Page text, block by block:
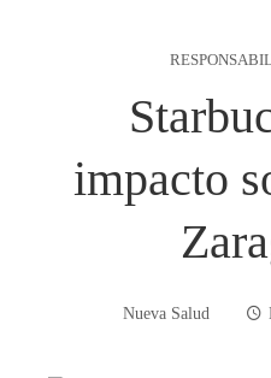
impacto
Nueva Salud